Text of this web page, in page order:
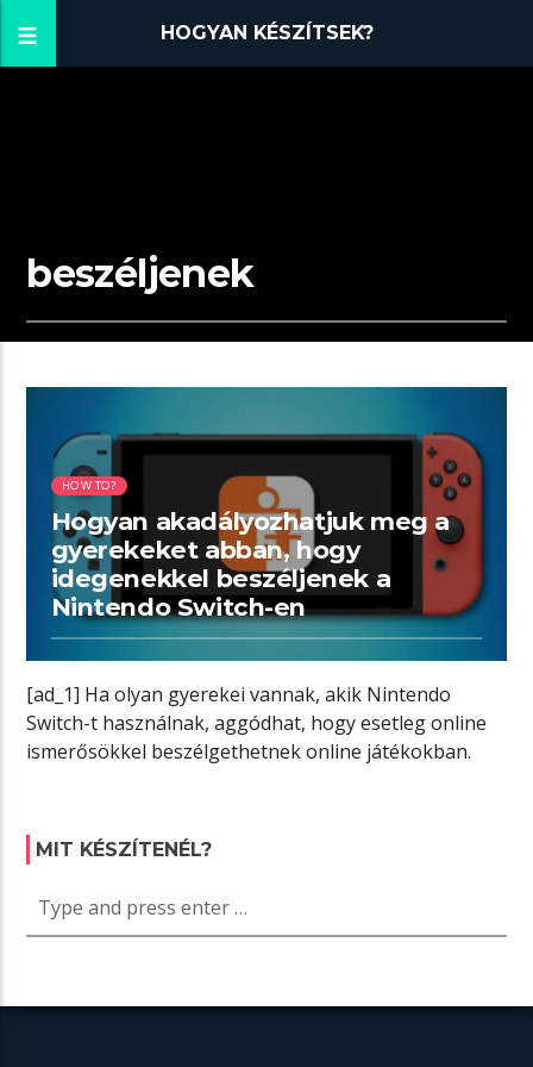
HOGYAN KÉSZÍTSEK?
beszéljenek
HOW TO?
Hogyan akadályozhatjuk meg a
gyerekeket abban, hogy
idegenekkel beszéljenek a
Nintendo Switch-en
[ad_1] Ha olyan gyerekei vannak, akik Nintendo
Switch-t használnak, aggódhat, hogy esetleg online
ismerősökkel beszélgethetnek online játékokban.
MIT KÉSZÍTENÉL?